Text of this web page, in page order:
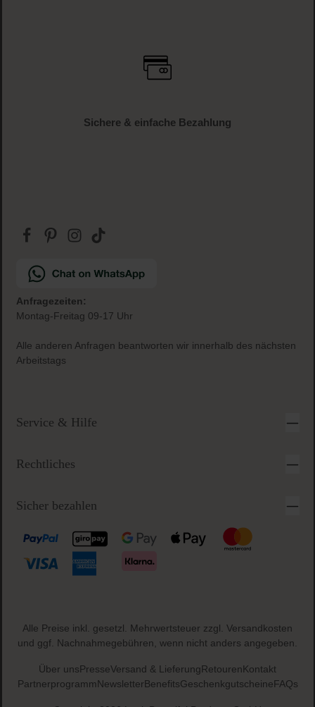
Sichere & einfache Bezahlung
Anfragezeiten:
Montag-Freitag 09-17 Uhr
Alle anderen Anfragen beantworten wir innerhalb des nächsten
Arbeitstags
Service & Hilfe
Rechtliches
Sicher bezahlen
Alle Preise inkl. gesetzl. Mehrwertsteuer zzgl. Versandkosten
und ggf. Nachnahmegebühren, wenn nicht anders angegeben.
Über unsPresseVersand & LieferungRetourenKontakt
PartnerprogrammNewsletterBenefitsGeschenkgutscheineFAQs